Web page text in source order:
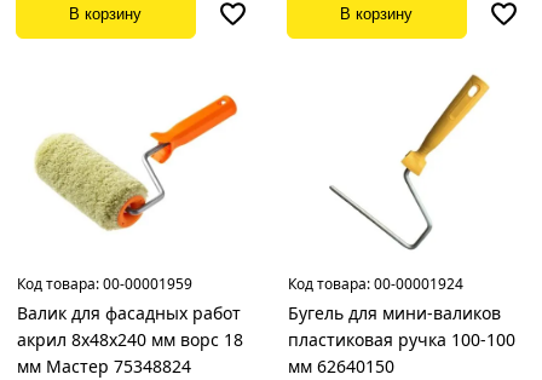
В корзину В корзину
Код товара:00-00001959
Валик для фасадных работ
акрил 8х48х240 мм ворс 18
мм Мастер 75348824
Код товара:00-00001924
Бугель для мини-валиков
пластиковая ручка 100-100
мм 62640150